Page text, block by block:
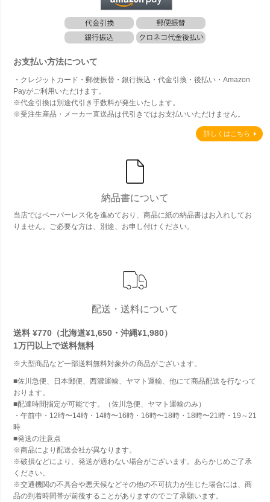
お支払い方法について
・クレジットカード・郵便振替・銀行振込・代金引換・後払い・Amazon
Payがご利用いただけます。
※代金引換は別途代引き手数料が発生いたします。
※受注生産品・メーカー直送品は代引きではお支払いいただけません。
詳しくはこちら
納品書について
当店ではペーパーレス化を進めており、商品に紙の納品書はお入れしてお
りません。ご必要な方は、別途、お申し付けください。
配送・送料について
送料 ¥770（北海道¥1,650・沖縄¥1,980）
1万円以上で送料無料
※大型商品など一部送料無料対象外の商品がございます。
■佐川急便、日本郵便、西濃運輸、ヤマト運輸、他にて商品配送を行なって
おります。
■配達時間指定が可能です。（佐川急便、ヤマト運輸のみ）
・午前中・12時〜14時・14時〜16時・16時〜18時・18時〜21時・19～21
時
■発送の注意点
※商品により配送会社が異なります。
※破損などにより、発送が適わない場合がございます。あらかじめご了承
ください。
※交通機関の不具合や悪天候などその他の不可抗力が生じた場合には、商
品の到着時間帯が前後することがありますのでご了承願います。